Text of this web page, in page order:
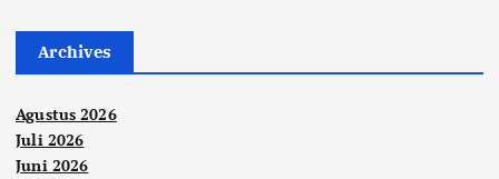
Archives
Agustus 2026
Juli 2026
Juni 2026